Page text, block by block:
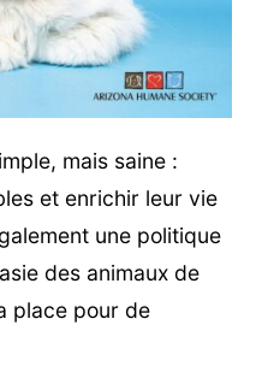
mais saine :
et enrichir leur vie
une politique
des animaux de
place pour de